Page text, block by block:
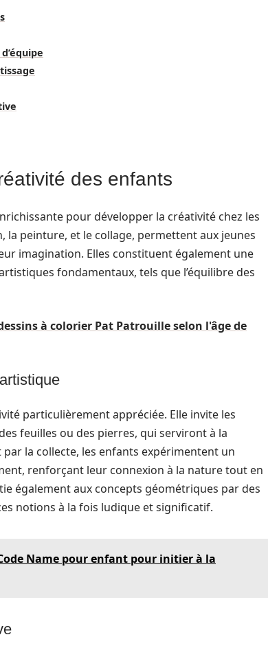
des enfants
pour développer la créativité chez les
la peinture, et le collage, permettent aux jeunes
imagination. Elles constituent également une
fondamentaux, tels que l’équilibre des
à colorier Pat Patrouille selon l'âge de
particulièrement appréciée. Elle invite les
feuilles ou des pierres, qui serviront à la
la collecte, les enfants expérimentent un
renforçant leur connexion à la nature tout en
également aux concepts géométriques par des
notions à la fois ludique et significatif.
Name pour enfant pour initier à la